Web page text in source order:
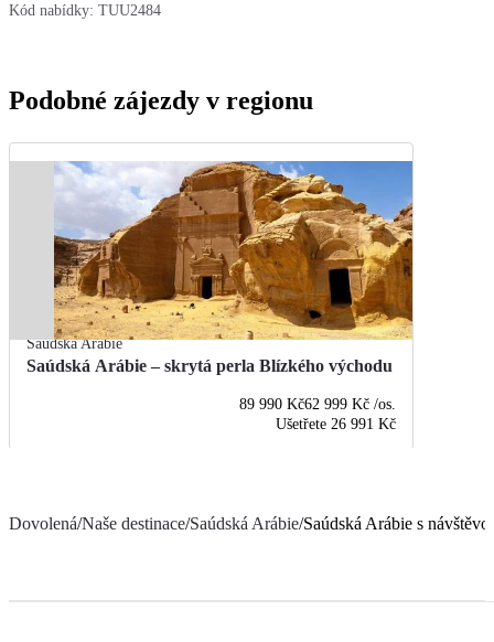
Kód nabídky: TUU2484
Podobné zájezdy v regionu
Saúdská Arábie
Saúdská Arábie – skrytá perla Blízkého východu
89 990 Kč62 999 Kč /os.
Ušetřete 26 991 Kč
Dovolená/Naše destinace/Saúdská Arábie/Saúdská Arábie s